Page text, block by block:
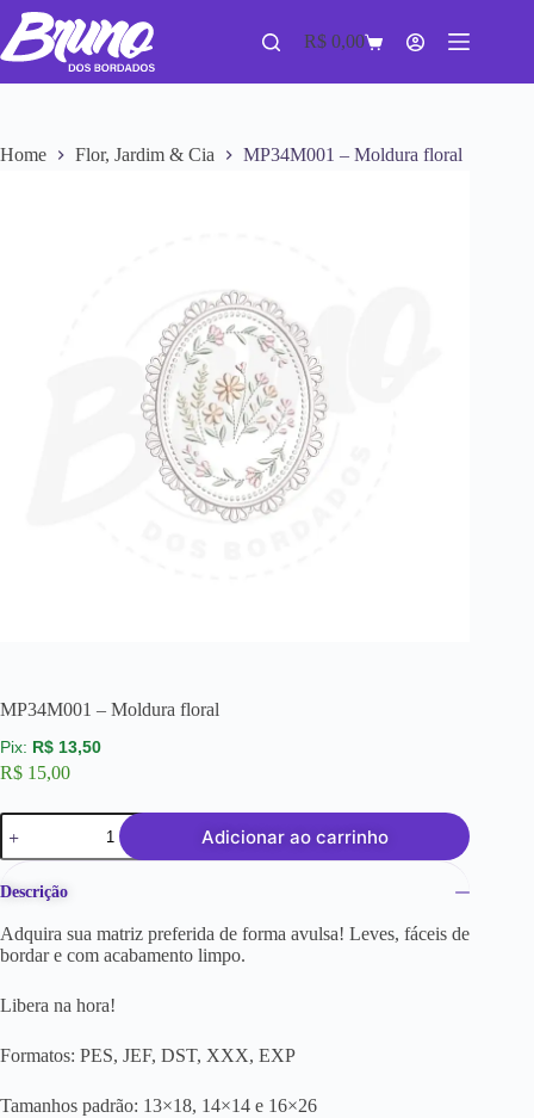
R$ 0,00
Home Flor, Jardim & Cia MP34M001 – Moldura floral
MP34M001 – Moldura floral
R$ 13,50
R$ 15,00
Adicionar ao carrinho
Descrição
Adquira sua matriz preferida de forma avulsa! Leves, fáceis de
bordar e com acabamento limpo.
Libera na hora!
Formatos: PES, JEF, DST, XXX, EXP
Tamanhos padrão: 13×18, 14×14 e 16×26